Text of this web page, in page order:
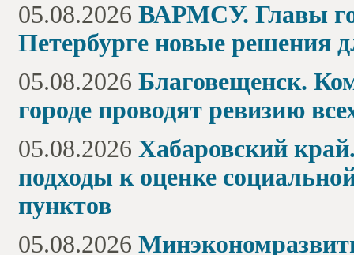
05.08.2026 ВАРМСУ. Главы
Петербурге новые решения
05.08.2026 Благовещенск.
городе проводят ревизию
05.08.2026 Хабаровский
подходы к оценке
пунктов
05.08.2026